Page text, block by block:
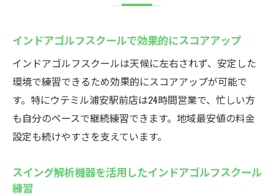
インドアゴルフスクールで効果的にスコアアップ
インドアゴルフスクールは天候に左右されず、安定した
環境で練習できるため効果的にスコアアップが可能で
す。特にウテミル浦安駅前店は24時間営業で、忙しい方
も自分のペースで継続練習できます。地域最安値の料金
設定も続けやすさを支えています。
スイング解析機器を活用したインドアゴルフスクール
練習